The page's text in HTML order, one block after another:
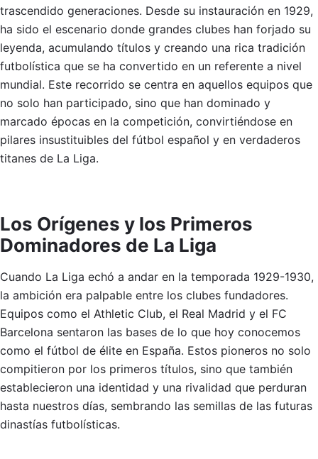
trascendido generaciones. Desde su instauración en 1929,
ha sido el escenario donde grandes clubes han forjado su
leyenda, acumulando títulos y creando una rica tradición
futbolística que se ha convertido en un referente a nivel
mundial. Este recorrido se centra en aquellos equipos que
no solo han participado, sino que han dominado y
marcado épocas en la competición, convirtiéndose en
pilares insustituibles del fútbol español y en verdaderos
titanes de La Liga.
Los Orígenes y los Primeros
Dominadores de La Liga
Cuando La Liga echó a andar en la temporada 1929-1930,
la ambición era palpable entre los clubes fundadores.
Equipos como el Athletic Club, el Real Madrid y el FC
Barcelona sentaron las bases de lo que hoy conocemos
como el fútbol de élite en España. Estos pioneros no solo
compitieron por los primeros títulos, sino que también
establecieron una identidad y una rivalidad que perduran
hasta nuestros días, sembrando las semillas de las futuras
dinastías futbolísticas.